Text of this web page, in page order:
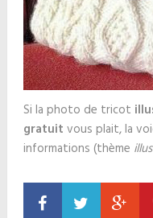
Si la photo de tricot
gratuit vous plait, la
informations (thème